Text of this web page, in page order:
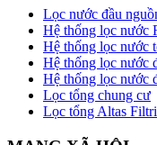
Lọc nước đầu
Hệ thống lọc nước
Hệ thống lọc nước
Hệ thống lọc nước
Hệ thống lọc nước
Lọc tổng chung cư
Lọc tổng Altas